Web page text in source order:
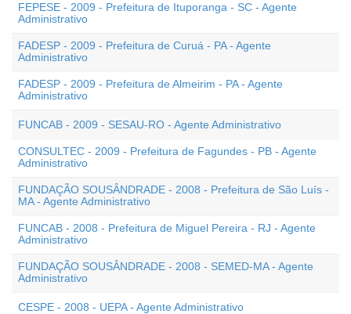
FEPESE - 2009 - Prefeitura de Ituporanga - SC - Agente
Administrativo
FADESP - 2009 - Prefeitura de Curuá - PA - Agente
Administrativo
FADESP - 2009 - Prefeitura de Almeirim - PA - Agente
Administrativo
FUNCAB - 2009 - SESAU-RO - Agente Administrativo
CONSULTEC - 2009 - Prefeitura de Fagundes - PB - Agente
Administrativo
FUNDAÇÃO SOUSÂNDRADE - 2008 - Prefeitura de São Luís -
MA - Agente Administrativo
FUNCAB - 2008 - Prefeitura de Miguel Pereira - RJ - Agente
Administrativo
FUNDAÇÃO SOUSÂNDRADE - 2008 - SEMED-MA - Agente
Administrativo
CESPE - 2008 - UEPA - Agente Administrativo